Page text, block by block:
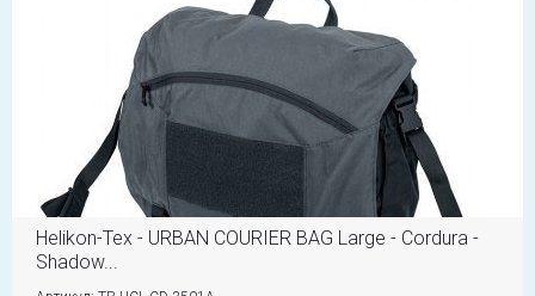
Helikon-Tex - URBAN COURIER BAG Large - Cordura -
Shadow...